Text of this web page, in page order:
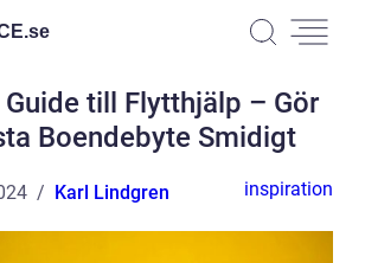
se
till Flytthjälp – Gör
Boendebyte Smidigt
Karl Lindgren inspiration